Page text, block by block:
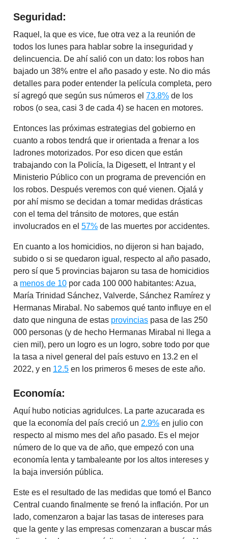
Seguridad:
Raquel, la que es vice, fue otra vez a la reunión de
todos los lunes para hablar sobre la inseguridad y
delincuencia. De ahí salió con un dato: los robos han
bajado un 38% entre el año pasado y este. No dio más
detalles para poder entender la película completa, pero
sí agregó que según sus números el 73.8% de los
robos (o sea, casi 3 de cada 4) se hacen en motores.
Entonces las próximas estrategias del gobierno en
cuanto a robos tendrá que ir orientada a frenar a los
ladrones motorizados. Por eso dicen que están
trabajando con la Policía, la Digesett, el Intrant y el
Ministerio Público con un programa de prevención en
los robos. Después veremos con qué vienen. Ojalá y
por ahí mismo se decidan a tomar medidas drásticas
con el tema del tránsito de motores, que están
involucrados en el 57% de las muertes por accidentes.
En cuanto a los homicidios, no dijeron si han bajado,
subido o si se quedaron igual, respecto al año pasado,
pero sí que 5 provincias bajaron su tasa de homicidios
a menos de 10 por cada 100 000 habitantes: Azua,
María Trinidad Sánchez, Valverde, Sánchez Ramírez y
Hermanas Mirabal. No sabemos qué tanto influye en el
dato que ninguna de estas provincias pasa de las 250
000 personas (y de hecho Hermanas Mirabal ni llega a
cien mil), pero un logro es un logro, sobre todo por que
la tasa a nivel general del país estuvo en 13.2 en el
2022, y en 12.5 en los primeros 6 meses de este año.
Economía:
Aquí hubo noticias agridulces. La parte azucarada es
que la economía del país creció un 2.9% en julio con
respecto al mismo mes del año pasado. Es el mejor
número de lo que va de año, que empezó con una
economía lenta y tambaleante por los altos intereses y
la baja inversión pública.
Este es el resultado de las medidas que tomó el Banco
Central cuando finalmente se frenó la inflación. Por un
lado, comenzaron a bajar las tasas de intereses para
que la gente y las empresas comenzaran a buscar más